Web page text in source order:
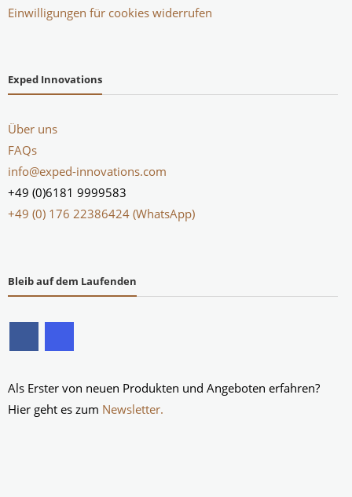
Einwilligungen für cookies widerrufen
Exped Innovations
Über uns
FAQs
info@exped-innovations.com
+49 (0)6181 9999583
+49 (0) 176 22386424 (WhatsApp)
Bleib auf dem Laufenden
Als Erster von neuen Produkten und Angeboten erfahren?
Hier geht es zum Newsletter.